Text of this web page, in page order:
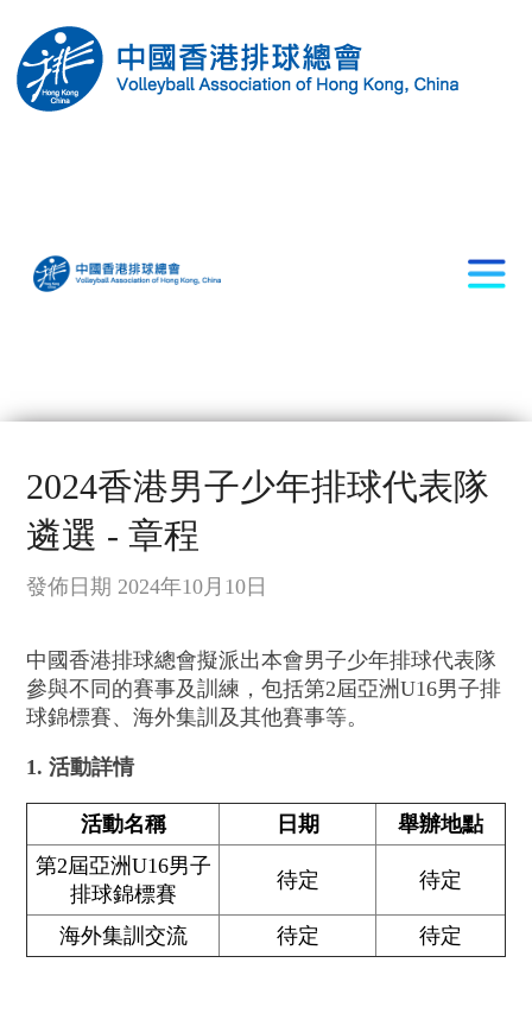
2024香港男子少年排球代表隊
遴選 - 章程
發佈日期 2024年10月10日
中國香港排球總會擬派出本會男子少年排球代表隊
參與不同的賽事及訓練，包括第2屆亞洲U16男子排
球錦標賽、海外集訓及其他賽事等。
1. 活動詳情
活動名稱 日期
舉辦地點
第2屆亞洲U16男子
排球錦標賽
待定 待定
海外集訓交流 待定 待定